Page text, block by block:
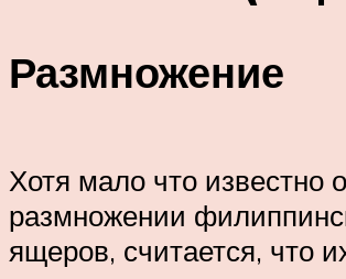
Размножение
Хотя мало что известно о
размножении
ящеров, считается, что